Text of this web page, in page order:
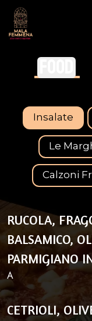
Insalate
Le
Calzoni
RUCOLA,
BALSAMICO,
PARMIGIANO
A
CETRIOLI,